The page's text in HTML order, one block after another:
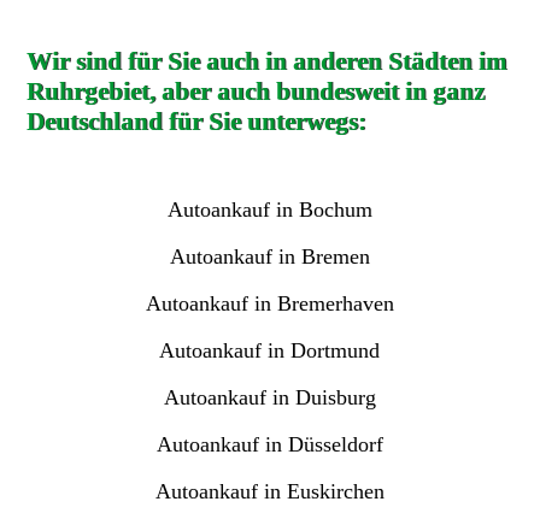
Wir sind für Sie auch in anderen Städten im
Ruhrgebiet, aber auch bundesweit in ganz
Deutschland für Sie unterwegs:
Autoankauf in Bochum
Autoankauf in Bremen
Autoankauf in Bremerhaven
Autoankauf in Dortmund
Autoankauf in Duisburg
Autoankauf in Düsseldorf
Autoankauf in Euskirchen